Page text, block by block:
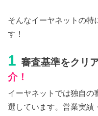
そんなイーヤネットの特
す！
1 審査基準をクリ
介！
イーヤネットでは独自の
選しています。営業実績